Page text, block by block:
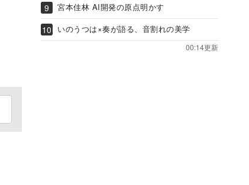
宮本佳林 AI開発の原点明かす
いのうつは×奏が語る、音割れの美学
00:14更新